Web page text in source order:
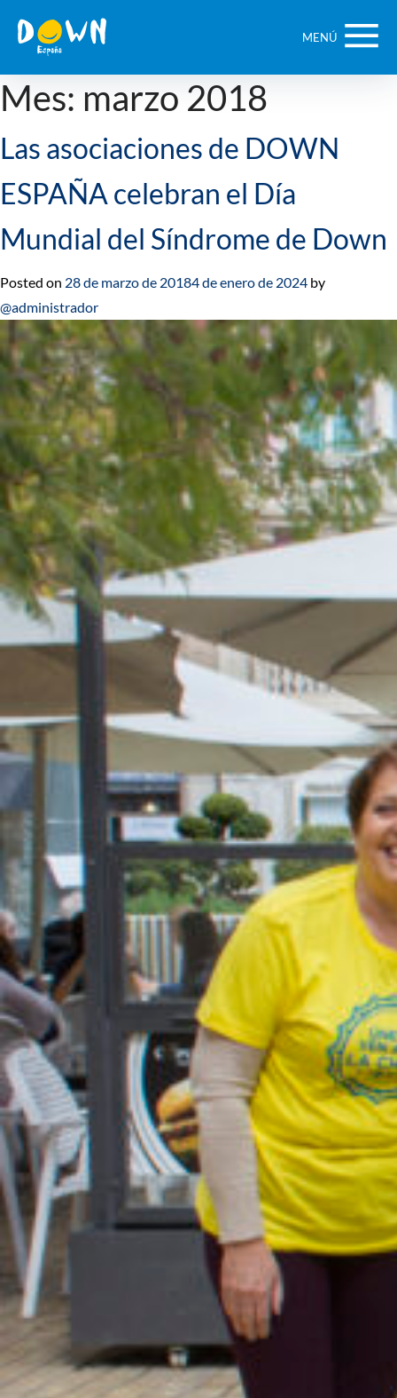
contenido
MENÚ
Mes: marzo 2018
Las asociaciones de DOWN
ESPAÑA celebran el Día
Mundial del Síndrome de Down
Posted on 28 de marzo de 20184 de enero de 2024 by
@administrador